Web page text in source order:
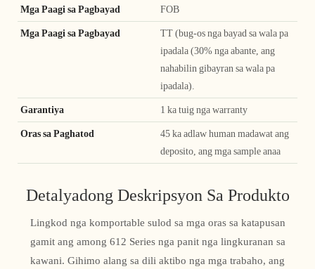
Mga Paagi sa Pagbayad FOB
Mga Paagi sa Pagbayad
TT (bug-os nga bayad sa wala pa
ipadala (30% nga abante, ang
nahabilin gibayran sa wala pa
ipadala).
Garantiya 1 ka tuig nga warranty
Oras sa Paghatod
45 ka adlaw human madawat ang
deposito, ang mga sample anaa
Detalyadong Deskripsyon Sa Produkto
Lingkod nga komportable sulod sa mga oras sa katapusan
gamit ang among 612 Series nga panit nga lingkuranan sa
kawani. Gihimo alang sa dili aktibo nga mga trabaho, ang